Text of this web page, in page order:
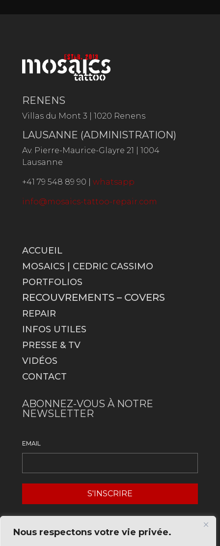
Nous respectons votre vie privée.
RENENS
Villas du Mont 3 | 1020 Renens
LAUSANNE (ADMINISTRATION)
Av. Pierre-Maurice-Glayre 21 | 1004
Lausanne
+41 79 548 89 90 | whatsapp
info@mosaics-tattoo-repair.com
ACCUEIL
MOSAICS | CEDRIC CASSIMO
PORTFOLIOS
RECOUVREMENTS – COVERS
REPAIR
INFOS UTILES
PRESSE & TV
VIDÉOS
CONTACT
ABONNEZ-VOUS À NOTRE
NEWSLETTER
EMAIL